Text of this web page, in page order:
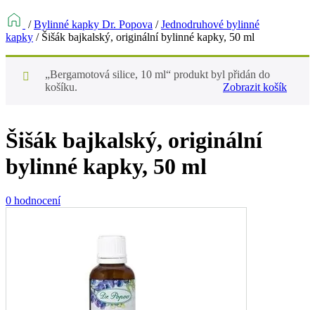
/Bylinné kapky Dr. Popova /Jednodruhové bylinné
kapky / Šišák bajkalský, originální bylinné kapky, 50 ml
„Bergamotová silice, 10 ml“ produkt byl přidán do
košíku.
Zobrazit košík
Šišák bajkalský, originální
bylinné kapky, 50 ml
0 hodnocení